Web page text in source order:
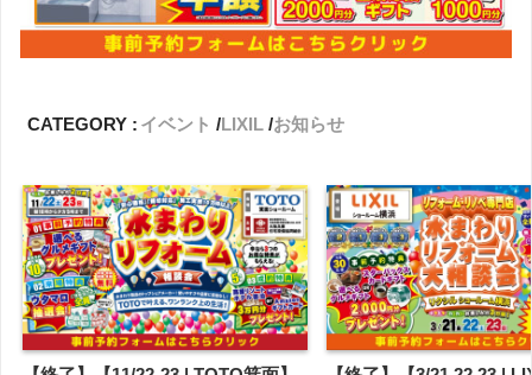
CATEGORY : イベント LIXIL お知らせ